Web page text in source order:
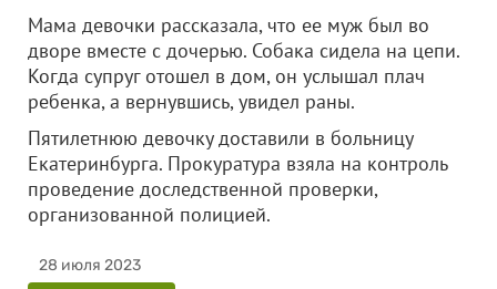
Мама девочки рассказала, что ее муж был во
дворе вместе с дочерью. Собака сидела на цепи.
Когда супруг отошел в дом, он услышал плач
ребенка, а вернувшись, увидел раны.
Пятилетнюю девочку доставили в больницу
Екатеринбурга. Прокуратура взяла на контроль
проведение доследственной проверки,
организованной полицией.
28 июля 2023